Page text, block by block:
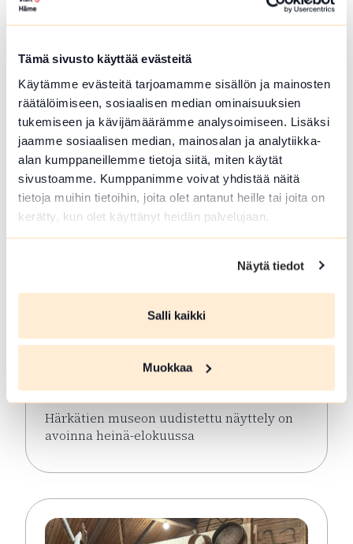
Tämä sivusto käyttää evästeitä
Käytämme evästeitä tarjoamamme sisällön ja mainosten
räätälöimiseen, sosiaalisen median ominaisuuksien
tukemiseen ja kävijämäärämme analysoimiseen. Lisäksi
jaamme sosiaalisen median, mainosalan ja analytiikka-
alan kumppaneillemme tietoja siitä, miten käytät
sivustoamme. Kumppanimme voivat yhdistää näitä
tietoja muihin tietoihin, joita olet antanut heille tai joita on
kerätty, kun olet käyttänyt heidän palvelujaan.
Näytä tiedot
Salli kaikki
Muokkaa
Härkätien museon uudistettu näyttely on
Lue lisää tapahtumasta Härkätien museon
Härkätien museon uudistettu
näyttely avoinna keaällä 2026
Hämeenlinna
Härkätien museon uudistettu näyttely on
avoinna heinä-elokuussa
Lue lisää tapahtumasta Härkätien museon